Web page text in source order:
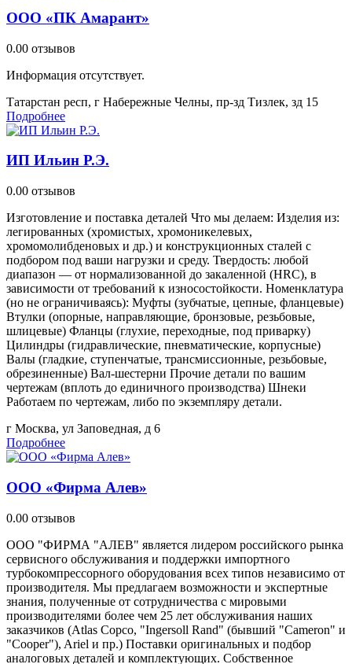
ООО «ПК Амарант»
0.00 отзывов
Информация отсутствует.
Татарстан респ, г Набережные Челны, пр-зд Тизлек, зд 15
Подробнее
ИП Ильин Р.Э.
0.00 отзывов
Изготовление и поставка деталей Что мы делаем: Изделия из:
легированных (хромистых, хромоникелевых,
хромомолибденовых и др.) и конструкционных сталей с
подбором под ваши нагрузки и среду. Твердость: любой
диапазон — от нормализованной до закаленной (HRC), в
зависимости от требований к износостойкости. Номенклатура
(но не ограничиваясь): Муфты (зубчатые, цепные, фланцевые)
Втулки (опорные, направляющие, бронзовые, резьбовые,
шлицевые) Фланцы (глухие, переходные, под приварку)
Цилиндры (гидравлические, пневматические, корпусные)
Валы (гладкие, ступенчатые, трансмиссионные, резьбовые,
обрезиненные) Вал-шестерни Прочие детали по вашим
чертежам (вплоть до единичного производства) Шнеки
Работаем по чертежам, либо по экземпляру детали.
г Москва, ул Заповедная, д 6
Подробнее
ООО «Фирма Алев»
0.00 отзывов
ООО "ФИРМА "АЛЕВ" является лидером российского рынка
сервисного обслуживания и поддержки импортного
турбокомпрессорного оборудования всех типов независимо от
производителя. Мы предлагаем возможности и экспертные
знания, полученные от сотрудничества с мировыми
производителями более чем 25 лет обслуживания наших
заказчиков (Atlas Copco, "Ingersoll Rand" (бывший "Cameron" и
"Cooper"), Ariel и пр.) Поставки оригинальных и подбор
аналоговых деталей и комплектующих. Собственное